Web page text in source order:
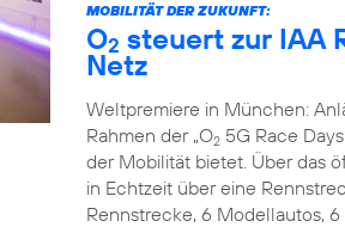
MOBILITÄT DER ZUKUNFT:
O2 steuert zur IAA
Netz
Weltpremiere in München:
Rahmen der „O2 5G Race
der Mobilität bietet. Über das
in Echtzeit über eine
Rennstrecke, 6 Modellautos,